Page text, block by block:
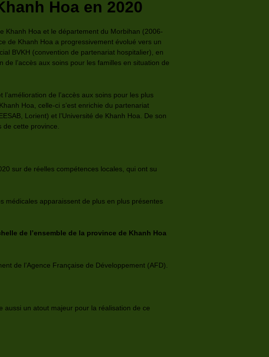
Hoa en 2020
Khanh Hoa et le département du Morbihan (2006-
de Khanh Hoa a progressivement évolué vers un
BVKH (convention de partenariat hospitalier), en
de l’accès aux soins pour les familles en situation de
de l’accès aux soins pour les plus
Hoa, celle-ci s’est enrichie du partenariat
Lorient) et l’Université de Khanh Hoa. De son
cette province.
sur de réelles compétences locales, qui ont su
médicales apparaissent de plus en plus présentes
de l’ensemble de la province de Khanh Hoa
de l’Agence Française de Développement (AFD).
aussi un atout majeur pour la réalisation de ce